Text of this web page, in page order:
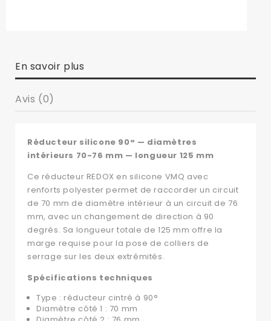
En savoir plus
Avis (0)
Réducteur silicone 90° — diamètres
intérieurs 70-76 mm — longueur 125 mm
Ce réducteur REDOX en silicone VMQ avec
renforts polyester permet de raccorder un circuit
de 70 mm de diamètre intérieur à un circuit de 76
mm, avec un changement de direction à 90
degrés. Sa longueur totale de 125 mm offre la
marge requise pour la pose de colliers de
serrage sur les deux extrémités.
Spécifications techniques
Type : réducteur cintré à 90°
Diamètre côté 1 : 70 mm